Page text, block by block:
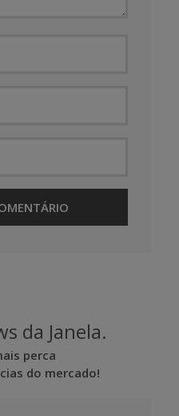
da Janela.
perca
do mercado!